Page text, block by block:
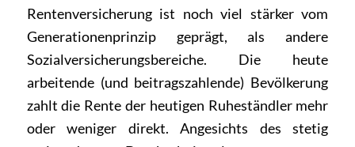
Rentenversicherung ist noch viel stärker vom
Generationenprinzip geprägt, als andere
Sozialversicherungsbereiche. Die heute
arbeitende (und beitragszahlende) Bevölkerung
zahlt die Rente der heutigen Ruheständler mehr
oder weniger direkt. Angesichts des stetig